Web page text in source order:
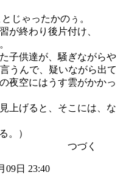
じゃったかのぅ。
が終わり後片付け、
子供達が、騒ぎながらや
うんで、疑いながら出て
夜空にはうす雲がかかっ
上げると、そこには、な
。）
く
09日 23:40